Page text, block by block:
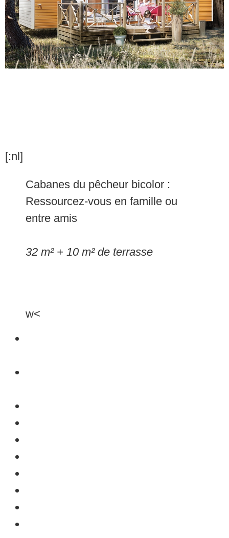
[:nl]
Cabanes du pêcheur bicolor :
Ressourcez-vous en famille ou
entre amis
32 m² + 10 m² de terrasse
w<